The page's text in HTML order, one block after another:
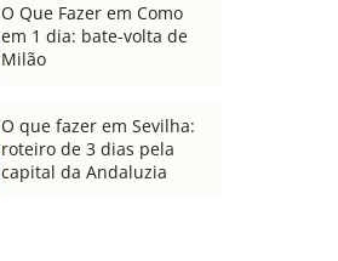
O Que Fazer em Como
em 1 dia: bate-volta de
Milão
O que fazer em Sevilha:
roteiro de 3 dias pela
capital da Andaluzia